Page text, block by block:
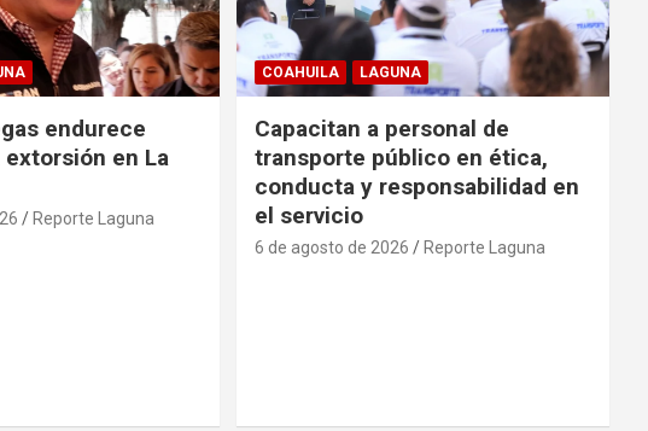
endurece
en La
Reporte Laguna
COAHUILA LAGUNA
Capacitan a personal de
transporte público en ética,
conducta y responsabilidad en
el servicio
6 de agosto de 2026 Reporte Laguna